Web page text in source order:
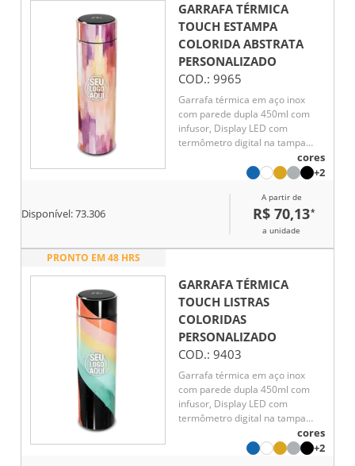
GARRAFA TÉRMICA
TOUCH ESTAMPA
COLORIDA ABSTRATA
PERSONALIZADO
COD.: 9965
Garrafa térmica em aço inox
com parede dupla 450ml com
infusor, Display LED com
termômetro digital na tampa
para indicar a temperatura do
líquido, Conserva líquido quente
cores
+2
Disponível:73.306
A partir de
R$ 70,13*
a unidade
PRONTO EM 48 HRS
GARRAFA TÉRMICA
TOUCH LISTRAS
COLORIDAS
PERSONALIZADO
COD.: 9403
Garrafa térmica em aço inox
com parede dupla 450ml com
infusor, Display LED com
termômetro digital na tampa
para indicar a temperatura do
líquido, Conserva líquido quente
cores
+2